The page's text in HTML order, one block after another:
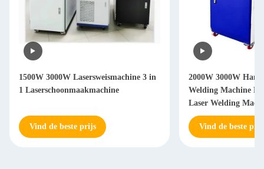
2000W 3000W Handheld Laser
Welding Machine Handheld Fiber
Vind de beste prijs
2000W 3000W
Welding Machine
jaar
Vind de beste